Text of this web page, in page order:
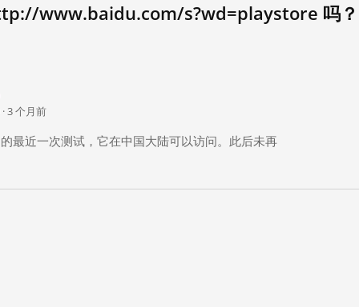
www.baidu.com/s?wd=playstore 吗？
3 个月前
最近一次测试，它在中国大陆可以访问。此后未再